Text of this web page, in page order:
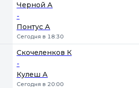
Черной А
-
Понтус А
Сегодня в 18:30
Скочеленков К
-
Кулеш А
Сегодня в 20:00